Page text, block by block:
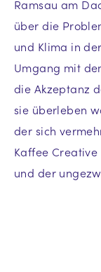
Ramsau am
über die
und Klima in
Umgang mit
die Akzeptanz
sie überleben
der sich
Kaffee
und der